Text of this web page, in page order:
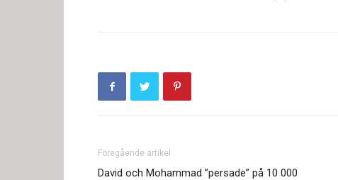
Föregående artikel
David och Mohammad ”persade” på 10 000